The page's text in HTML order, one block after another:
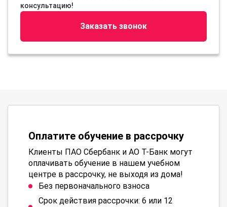
консультацию!
Заказать звонок
Оплатите обучение в рассрочку
Клиенты ПАО Сбербанк и АО Т-Банк могут
оплачивать обучение в нашем учебном
центре в рассрочку, не выходя из дома!
Без первоначального взноса
Срок действия рассрочки: 6 или 12